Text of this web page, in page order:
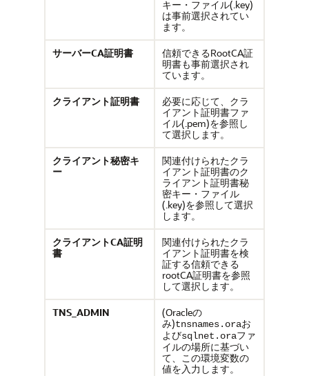
キー・ファイル(.key)
は事前選択されてい
ます。
サーバーCA証明書
信頼できるRootCA証
明書も事前選択され
ています。
クライアント証明書
必要に応じて、クラ
イアント証明書ファ
イル(.pem)を参照し
て選択します。
クライアント秘密キ
ー
関連付けられたクラ
イアント証明書のク
ライアント証明書秘
密キー・ファイル
(.key)を参照して選択
します。
クライアントCA証明
書
関連付けられたクラ
イアント証明書を検
証する信頼できる
rootCA証明書を参照
して選択します。
TNS_ADMIN
(Oracleの
み)tnsnames.oraお
よびsqlnet.oraファ
イルの場所に基づい
て、この環境変数の
値を入力します。